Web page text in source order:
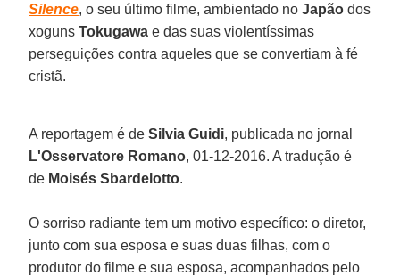
Silence, o seu último filme, ambientado noJapão dos
xogunsTokugawa e das suas violentíssimas
perseguições contra aqueles que se convertiam à fé
cristã.
A reportagem é deSilvia Guidi, publicada no jornal
L'Osservatore Romano, 01-12-2016. A tradução é
de Moisés Sbardelotto.
O sorriso radiante tem um motivo específico: o diretor,
junto com sua esposa e suas duas filhas, com o
produtor do filme e sua esposa, acompanhados pelo